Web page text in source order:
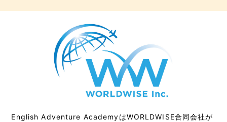
English Adventure AcademyはWORLDWISE合同会社が